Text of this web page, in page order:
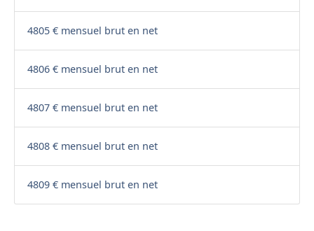
4805 € mensuel brut en net
4806 € mensuel brut en net
4807 € mensuel brut en net
4808 € mensuel brut en net
4809 € mensuel brut en net